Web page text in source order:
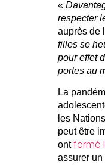
«
respecter
auprès de
filles se
pour effet
portes au
La
les
peut être
ontfermé
assurer un